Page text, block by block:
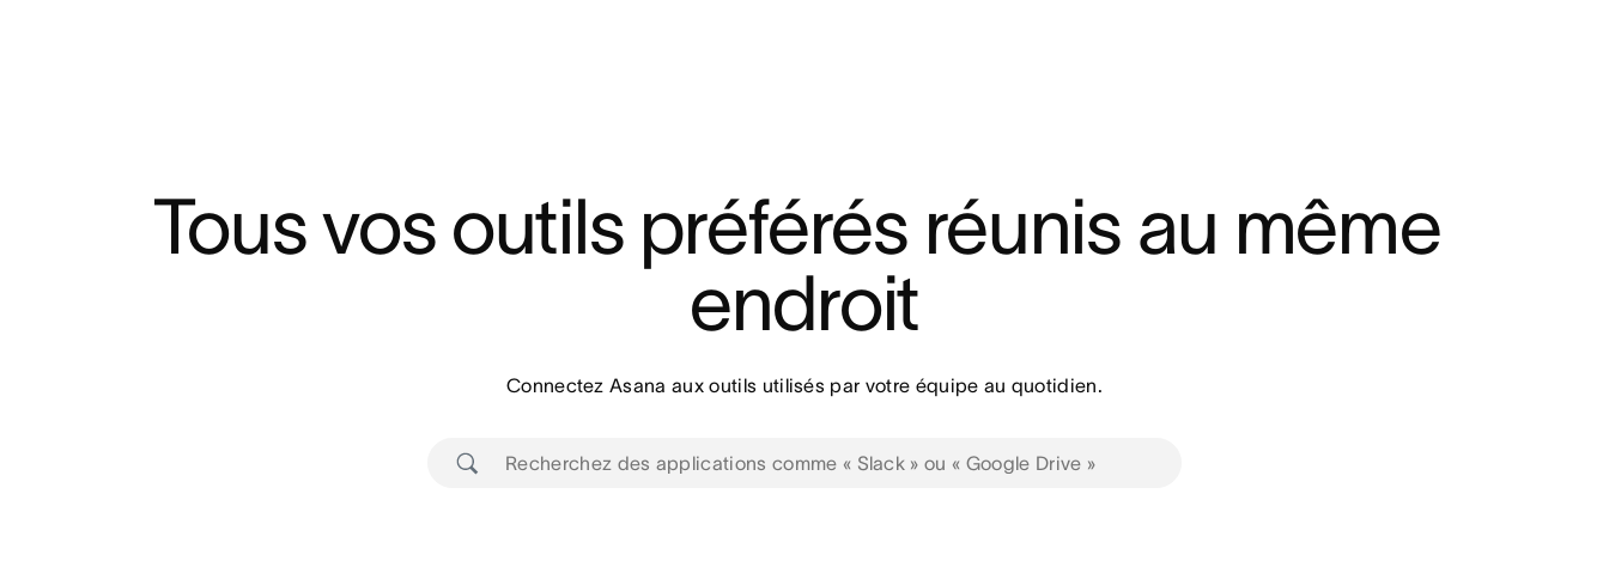
Tous vos outils préférés réunis au même
endroit
Connectez Asana aux outils utilisés par votre équipe au quotidien.